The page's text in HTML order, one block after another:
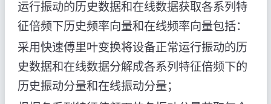
运行振动的历史数据和在线数据获取各系列特
征倍频下历史频率向量和在线频率向量包括：
采用快速傅里叶变换将设备正常运行振动的历
史数据和在线数据分解成各系列特征倍频下的
历史振动分量和在线振动分量；